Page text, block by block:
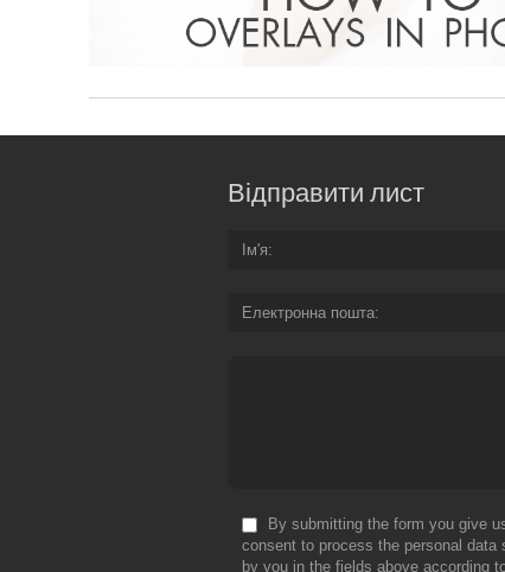
Відправити лист
Ім'я
Електронна пошта
By submitting the form you give
consent to process the personal data
by you in the fields above according